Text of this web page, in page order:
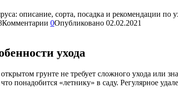
Комментарии 0Опубликовано 02.02.2021
ухода
грунте не требует сложного ухода или
понадобится «летнику» в саду. Регулярное